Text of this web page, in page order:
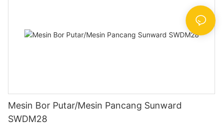
Mesin Bor Putar/Mesin Pancang Sunward
SWDM28